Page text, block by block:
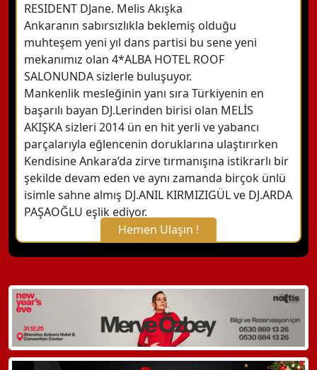
RESIDENT DJane. Melis Akışka
Ankaranın sabırsızlıkla beklemiş olduğu
muhteşem yeni yıl dans partisi bu sene yeni
mekanımız olan 4*ALBA HOTEL ROOF
SALONUNDA sizlerle buluşuyor.
Mankenlik mesleğinin yanı sıra Türkiyenin en
başarılı bayan DJ.Lerinden birisi olan MELİS
AKIŞKA sizleri 2014 ün en hit yerli ve yabancı
parçalarıyla eğlencenin doruklarına ulaştırırken
Kendisine Ankara’da zirve tırmanışına istikrarlı bir
şekilde devam eden ve aynı zamanda birçok ünlü
isimle sahne almış DJ.ANIL KIRMIZIGÜL ve DJ.ARDA
PAŞAOĞLU eşlik ediyor.
Hemen Ulaşın !
X Kapat
WhatsApp ile Bilgi Alın
Hemen Arayın